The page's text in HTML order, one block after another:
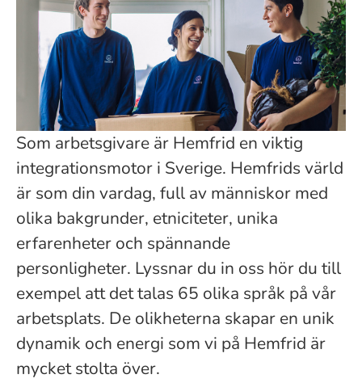
Som arbetsgivare är Hemfrid en viktig
integrationsmotor i Sverige. Hemfrids värld
är som din vardag, full av människor med
olika bakgrunder, etniciteter, unika
erfarenheter och spännande
personligheter. Lyssnar du in oss hör du till
exempel att det talas 65 olika språk på vår
arbetsplats. De olikheterna skapar en unik
dynamik och energi som vi på Hemfrid är
mycket stolta över.